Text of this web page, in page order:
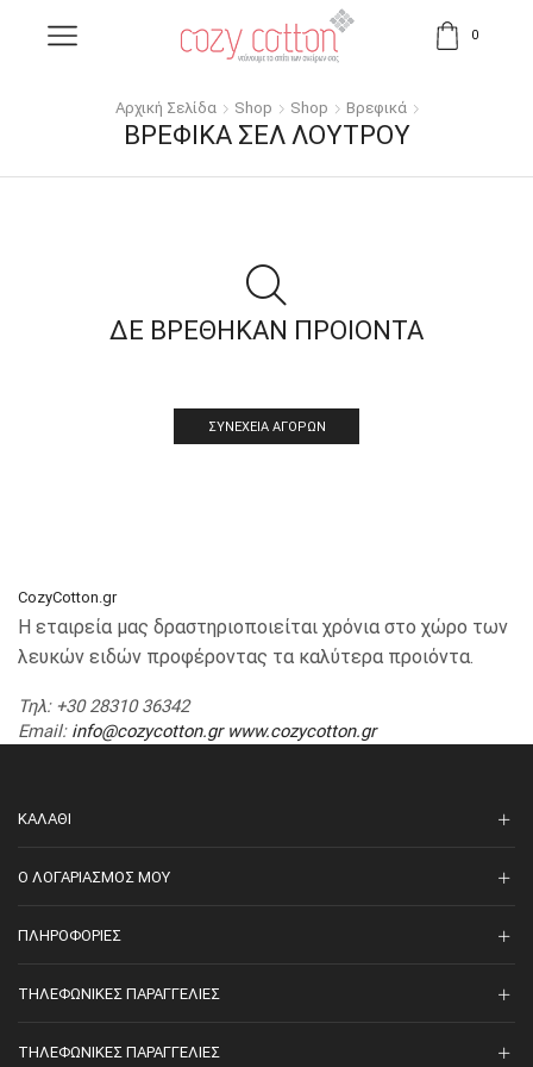
0
Αρχική Σελίδα Shop Shop Βρεφικά
ΒΡΕΦΙΚΆ ΣΕΛ ΛΟΥΤΡΟΎ
ΔΕ ΒΡΕΘΗΚΑΝ ΠΡΟΙΟΝΤΑ
ΣΥΝΈΧΕΙΑ ΑΓΟΡΏΝ
CozyCotton.gr
Η εταιρεία μας δραστηριοποιείται χρόνια στο χώρο των
λευκών ειδών προφέροντας τα καλύτερα προιόντα.
Τηλ: +30 28310 36342
Email: info@cozycotton.gr www.cozycotton.gr
ΚΑΛΆΘΙ
O ΛΟΓΑΡΙΑΣΜΌΣ ΜΟΥ
ΠΛΗΡΟΦΟΡΊΕΣ
ΤΗΛΕΦΩΝΙΚΈΣ ΠΑΡΑΓΓΕΛΊΕΣ
ΤΗΛΕΦΩΝΙΚΈΣ ΠΑΡΑΓΓΕΛΊΕΣ